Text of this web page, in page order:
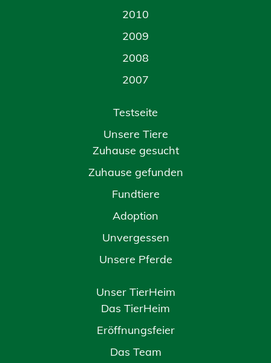
2010
2009
2008
2007
Testseite
Unsere Tiere
Zuhause gesucht
Zuhause gefunden
Fundtiere
Adoption
Unvergessen
Unsere Pferde
Unser TierHeim
Das TierHeim
Eröffnungsfeier
Das Team